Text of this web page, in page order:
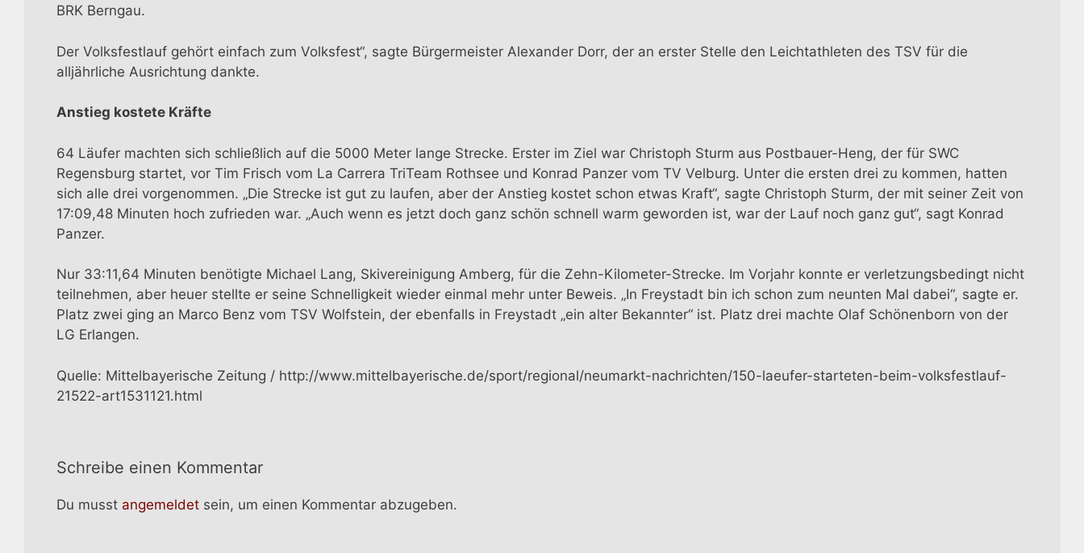
BRK Berngau.
Der Volksfestlauf gehört einfach zum Volksfest“, sagte Bürgermeister Alexander Dorr, der an erster Stelle den Leichtathleten des TSV für die
alljährliche Ausrichtung dankte.
Anstieg kostete Kräfte
64 Läufer machten sich schließlich auf die 5000 Meter lange Strecke. Erster im Ziel war Christoph Sturm aus Postbauer-Heng, der für SWC
Regensburg startet, vor Tim Frisch vom La Carrera TriTeam Rothsee und Konrad Panzer vom TV Velburg. Unter die ersten drei zu kommen, hatten
sich alle drei vorgenommen. „Die Strecke ist gut zu laufen, aber der Anstieg kostet schon etwas Kraft“, sagte Christoph Sturm, der mit seiner Zeit von
17:09,48 Minuten hoch zufrieden war. „Auch wenn es jetzt doch ganz schön schnell warm geworden ist, war der Lauf noch ganz gut“, sagt Konrad
Panzer.
Nur 33:11,64 Minuten benötigte Michael Lang, Skivereinigung Amberg, für die Zehn-Kilometer-Strecke. Im Vorjahr konnte er verletzungsbedingt nicht
teilnehmen, aber heuer stellte er seine Schnelligkeit wieder einmal mehr unter Beweis. „In Freystadt bin ich schon zum neunten Mal dabei“, sagte er.
Platz zwei ging an Marco Benz vom TSV Wolfstein, der ebenfalls in Freystadt „ein alter Bekannter“ ist. Platz drei machte Olaf Schönenborn von der
LG Erlangen.
Quelle: Mittelbayerische Zeitung / http://www.mittelbayerische.de/sport/regional/neumarkt-nachrichten/150-laeufer-starteten-beim-volksfestlauf-
21522-art1531121.html
Schreibe einen Kommentar
Du musst angemeldetsein, um einen Kommentar abzugeben.